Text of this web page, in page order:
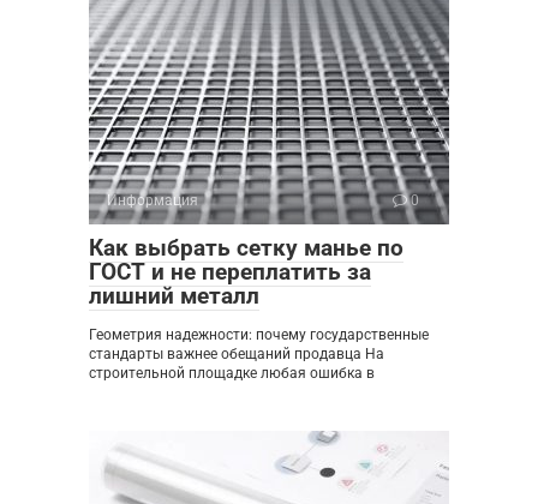
Информация 0
Как выбрать сетку манье по
ГОСТ и не переплатить за
лишний металл
Геометрия надежности: почему государственные
стандарты важнее обещаний продавца На
строительной площадке любая ошибка в